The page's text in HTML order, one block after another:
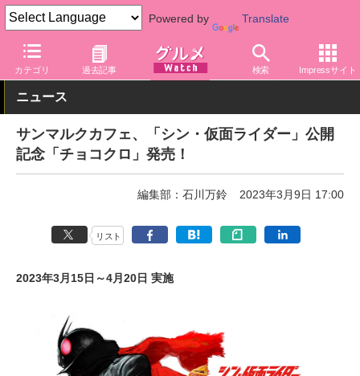
Powered by Translate
カテゴリ 過去記事 検索 Impressサイト
グルメ Watch 店舗 カフェ サンマルクカフェ
ニュース
サンマルクカフェ、「シン・仮面ライダー」公開
記念「チョコクロ」発売！
編集部：石川万鈴 2023年3月9日 17:00
リスト
2023年3月15日～4月20日 実施